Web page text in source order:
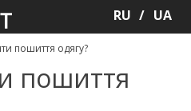
RU UA
пошиття одягу?
пошиття